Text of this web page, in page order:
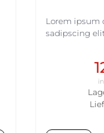
Lorem ipsum
sadipscing